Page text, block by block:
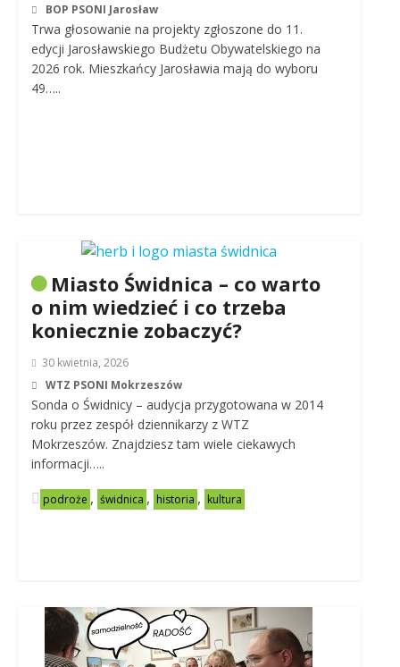
BOP PSONI Jarosław
Trwa głosowanie na projekty zgłoszone do 11.
edycji Jarosławskiego Budżetu Obywatelskiego na
2026 rok. Mieszkańcy Jarosławia mają do wyboru
49…..
Miasto Świdnica – co warto
o nim wiedzieć i co trzeba
koniecznie zobaczyć?
30 kwietnia, 2026
WTZ PSONI Mokrzeszów
Sonda o Świdnicy – audycja przygotowana w 2014
roku przez zespół dziennikarzy z WTZ
Mokrzeszów. Znajdziesz tam wiele ciekawych
informacji…..
podroże , świdnica , historia , kultura